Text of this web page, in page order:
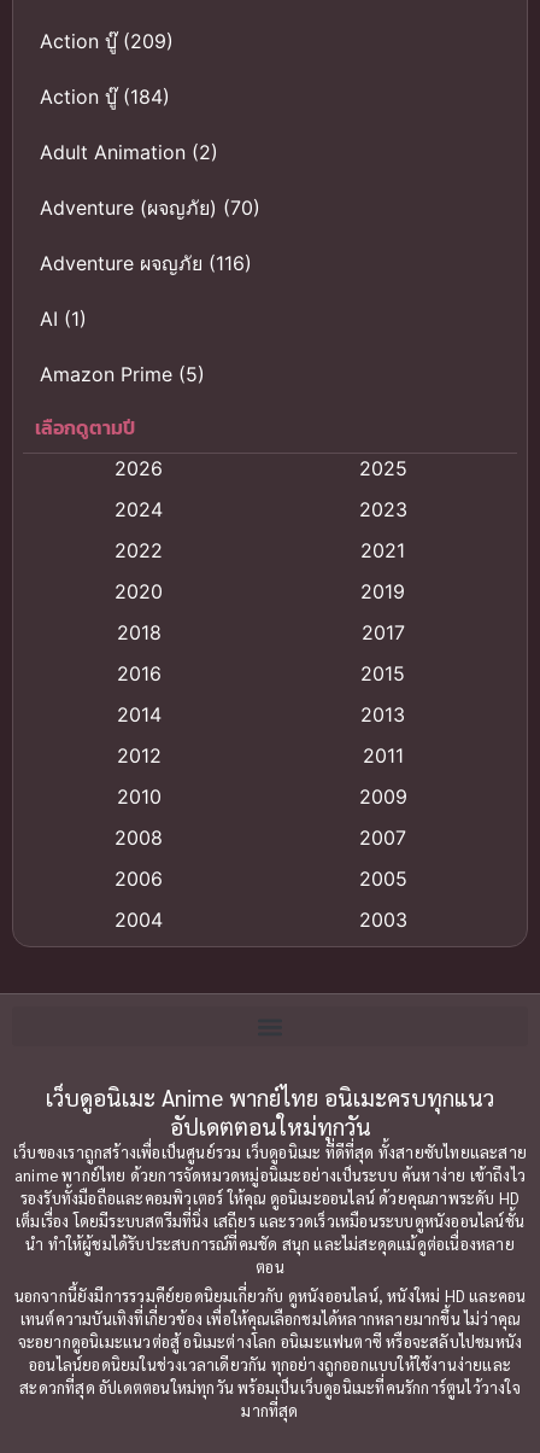
Action บู๊(209)
Action บู๊(184)
Adult Animation (2)
Adventure (ผจญภัย) (70)
Adventure ผจญภัย (116)
AI (1)
Amazon Prime (5)
Anal (ประตูหลัง)
Animation การ์ตูน
Animation อนิเมะ
Animation แอนิเมชัน
(9)
Big tits (นมใหญ่)
Bitch (ผู้หญิงร่าน)
Bondage (ทาส)(1)
Censored (เซ็นเซอร์)(19)
Comedy (ตลก)(79)
Comedy ตลก
Comic Book การ์ตูน(1)
Coming of Age ก้าวพ้นวัย (7)
(6)
เลือกดูตามปี
2026
2025
2024
2023
2022
2021
2020
2019
2018
2017
2016
2015
2014
2013
2012
2011
2010
2009
2008
2007
2006
2005
2004
2003
2000
1999
1996
1990
1989
1988
1987
1985
1984
1983
1982
1981
1980
1979
1977
1972
เว็บดูอนิเมะ Anime พากย์ไทย อนิเมะครบทุกแนว
อัปเดตตอนใหม่ทุกวัน
เว็บของเราถูกสร้างเพื่อเป็นศูนย์รวม เว็บดูอนิเมะ ที่ดีที่สุด ทั้งสายซับไทยและสาย
anime พากย์ไทย ด้วยการจัดหมวดหมู่อนิเมะอย่างเป็นระบบ ค้นหาง่าย เข้าถึงไว
รองรับทั้งมือถือและคอมพิวเตอร์ ให้คุณ ดูอนิเมะออนไลน์ ด้วยคุณภาพระดับ HD
เต็มเรื่อง โดยมีระบบสตรีมที่นิ่ง เสถียร และรวดเร็วเหมือนระบบดูหนังออนไลน์ชั้น
นำ ทำให้ผู้ชมได้รับประสบการณ์ที่คมชัด สนุก และไม่สะดุดแม้ดูต่อเนื่องหลาย
ตอน
นอกจากนี้ยังมีการรวมคีย์ยอดนิยมเกี่ยวกับ ดูหนังออนไลน์, หนังใหม่ HD และคอน
เทนต์ความบันเทิงที่เกี่ยวข้อง เพื่อให้คุณเลือกชมได้หลากหลายมากขึ้น ไม่ว่าคุณ
จะอยากดูอนิเมะแนวต่อสู้ อนิเมะต่างโลก อนิเมะแฟนตาซี หรือจะสลับไปชมหนัง
ออนไลน์ยอดนิยมในช่วงเวลาเดียวกัน ทุกอย่างถูกออกแบบให้ใช้งานง่ายและ
สะดวกที่สุด อัปเดตตอนใหม่ทุกวัน พร้อมเป็นเว็บดูอนิเมะที่คนรักการ์ตูนไว้วางใจ
มากที่สุด